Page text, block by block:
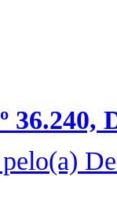
36.240,